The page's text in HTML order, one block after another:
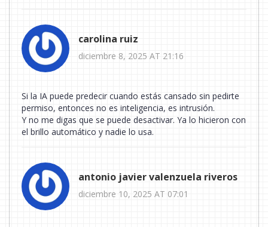
carolina ruiz
diciembre 8, 2025 AT 21:16
Si la IA puede predecir cuando estás cansado sin pedirte
permiso, entonces no es inteligencia, es intrusión.
Y no me digas que se puede desactivar. Ya lo hicieron con
el brillo automático y nadie lo usa.
antonio javier valenzuela riveros
diciembre 10, 2025 AT 07:01